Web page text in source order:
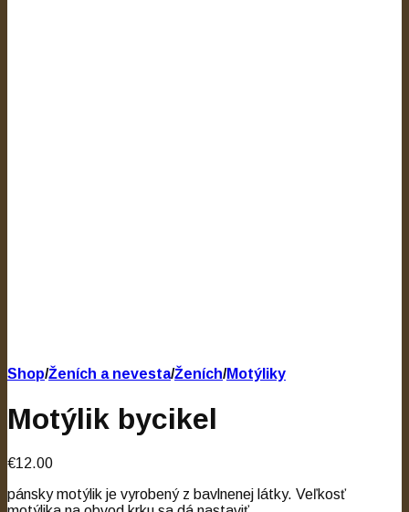
Shop/Ženích a nevesta/Ženích/Motýliky
Motýlik bycikel
€12.00
pánsky motýlik je vyrobený z bavlnenej látky. Veľkosť